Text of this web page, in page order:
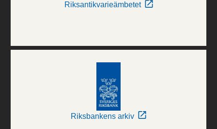
Riksantikvarieämbetet
Riksbankens arkiv